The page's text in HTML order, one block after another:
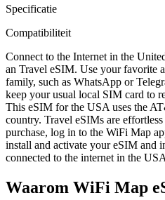
Specificatie
Compatibiliteit
Connect to the Internet in the
an Travel eSIM. Use your favorite
family, such as WhatsApp or
keep your usual local SIM card to
This eSIM for the USA uses the
country. Travel eSIMs are
purchase, log in to the WiFi Map
install and activate your eSIM and
connected to the internet in the
Waarom WiFi Map